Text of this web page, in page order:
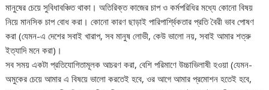
মানুষের চেয়ে সুবিধাবঞ্চিত থাকা। অতিরিক্ত কাজের চাপ ও কর্মপরিধির মধ্যে কোনো বিষয়
নিয়ে মানসিক চাপ বোধ করা। কোনো কারণ ছাড়াই পারিপার্শ্বিকতার প্রতি বৈরী ভাব পোষণ
করা (যেমন-এ দেশের সবাই খারাপ, সব মানুষ লোভী, কেউ ভালো নয়, সবাই আমার শত্রু
ইত্যাদি মনে করা)।
সব সময় একটা প্রতিযোগিতামূলক আচরণ করা, বেশি পরিমাণে উচ্চাভিলাষী হওয়া (যেমন-
অমুকের চেয়ে আমার এ বিষয়ে ভালো করতেই হবে, ওর আগে আমার প্রমোশন হতেই হবে,